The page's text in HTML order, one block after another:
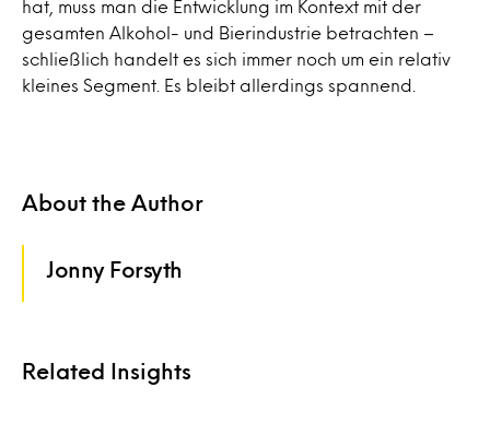
hat, muss man die Entwicklung im Kontext mit der
gesamten Alkohol- und Bierindustrie betrachten –
schließlich handelt es sich immer noch um ein relativ
kleines Segment. Es bleibt allerdings spannend.
About the Author
Jonny Forsyth
Related Insights